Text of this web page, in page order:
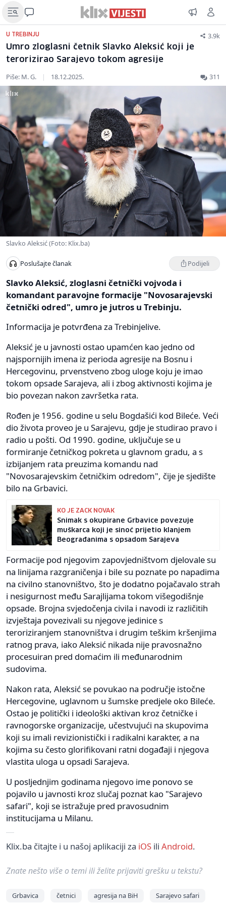
U TREBINJU 3.9k
Umro zloglasni četnik Slavko Aleksić koji je
terorizirao Sarajevo tokom agresije
Piše: M. G. | 18.12.2025. 311
Slavko Aleksić (Foto: Klix.ba)
Poslušajte članak Podijeli
Slavko Aleksić, zloglasni četnički vojvoda i
komandant paravojne formacije "Novosarajevski
četnički odred", umro je jutros u Trebinju.
Informacija je potvrđena za Trebinjelive.
Aleksić je u javnosti ostao upamćen kao jedno od
najspornijih imena iz perioda agresije na Bosnu i
Hercegovinu, prvenstveno zbog uloge koju je imao
tokom opsade Sarajeva, ali i zbog aktivnosti kojima je
bio povezan nakon završetka rata.
Rođen je 1956. godine u selu Bogdašići kod Bileće. Veći
dio života proveo je u Sarajevu, gdje je studirao pravo i
radio u pošti. Od 1990. godine, uključuje se u
formiranje četničkog pokreta u glavnom gradu, a s
izbijanjem rata preuzima komandu nad
"Novosarajevskim četničkim odredom", čije je sjedište
bilo na Grbavici.
KO JE ZACK NOVAK
Snimak s okupirane Grbavice povezuje
muškarca koji je sinoć prijetio klanjem
Beograđanima s opsadom Sarajeva
Formacije pod njegovim zapovjedništvom djelovale su
na linijama razgraničenja i bile su poznate po napadima
na civilno stanovništvo, što je dodatno pojačavalo strah
i nesigurnost među Sarajlijama tokom višegodišnje
opsade. Brojna svjedočenja civila i navodi iz različitih
izvještaja povezivali su njegove jedinice s
teroriziranjem stanovništva i drugim teškim kršenjima
ratnog prava, iako Aleksić nikada nije pravosnažno
procesuiran pred domaćim ili međunarodnim
sudovima.
Nakon rata, Aleksić se povukao na područje istočne
Hercegovine, uglavnom u šumske predjele oko Bileće.
Ostao je politički i ideološki aktivan kroz četničke i
ravnogorske organizacije, učestvujući na skupovima
koji su imali revizionistički i radikalni karakter, a na
kojima su često glorifikovani ratni događaji i njegova
vlastita uloga u opsadi Sarajeva.
U posljednjim godinama njegovo ime ponovo se
pojavilo u javnosti kroz slučaj poznat kao "Sarajevo
safari", koji se istražuje pred pravosudnim
institucijama u Milanu.
Klix.ba čitajte i u našoj aplikaciji za iOS ili Android.
Znate nešto više o temi ili želite prijaviti grešku u tekstu?
Grbavica četnici agresija na BiH Sarajevo safari